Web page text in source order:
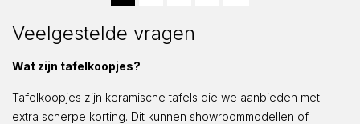
Veelgestelde vragen
Wat zijn tafelkoopjes?
Tafelkoopjes zijn keramische tafels die we aanbieden met
extra scherpe korting. Dit kunnen showroommodellen of